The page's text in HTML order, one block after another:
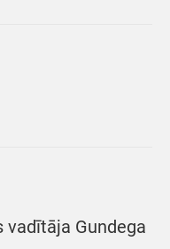
vadītāja Gundega